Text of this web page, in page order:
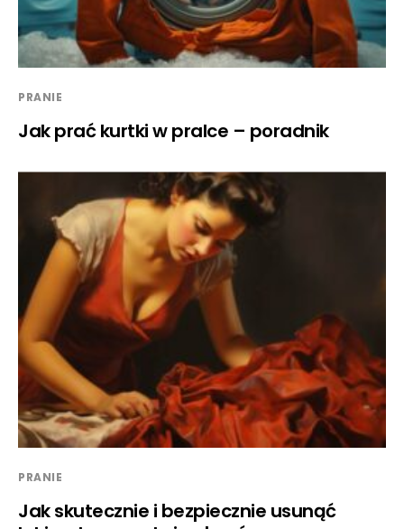
PRANIE
Jak prać kurtki w pralce – poradnik
PRANIE
Jak skutecznie i bezpiecznie usunąć